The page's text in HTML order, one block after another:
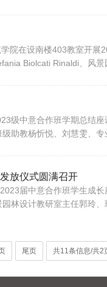
院在设南楼403教室开
Biolcati Rinaldi、风
级中意合作班学期总结
助教杨忻悦、刘慧雯、
放仪式圆满召开
届中意合作班学生成
林设计教研室主任郭玲
尾页 共11条信息/共2